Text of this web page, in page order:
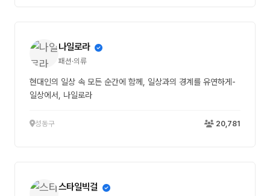
나일로라
패션·의류
현대인의 일상 속 모든 순간에 함께, 일상과의 경계를 유연하게-
일상에서, 나일로라
성동구 20,781
스타일빅걸